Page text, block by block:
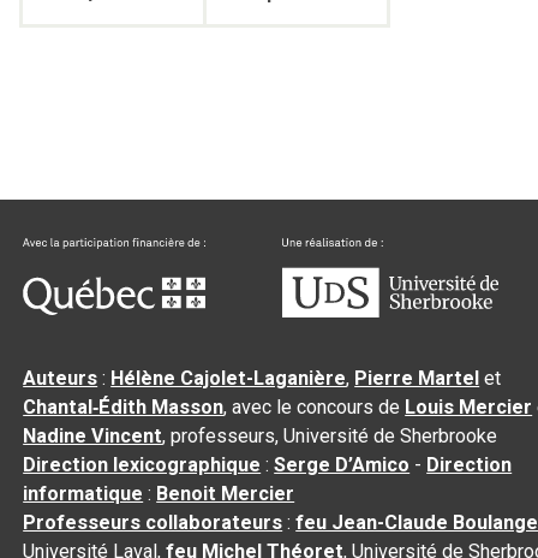
Auteurs : Hélène Cajolet-Laganière, Pierre Martel et
Chantal‑Édith Masson, avec le concours de Louis Mercier
Nadine Vincent, professeurs, Université de Sherbrooke
Direction lexicographique :Serge D’Amico - Direction
informatique : Benoit Mercier
Professeurs collaborateurs :feu Jean-Claude
Université Laval,feu Michel Théoret, Université de